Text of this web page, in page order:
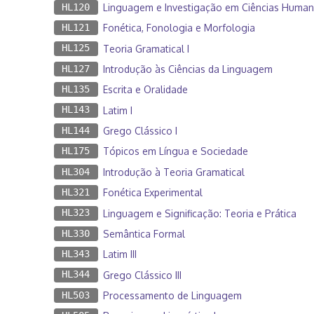
HL120 Linguagem e Investigação em Ciências
HL121 Fonética, Fonologia e Morfologia
HL125 Teoria Gramatical I
HL127 Introdução às Ciências da Linguagem
HL135 Escrita e Oralidade
HL143 Latim I
HL144 Grego Clássico I
HL175 Tópicos em Língua e Sociedade
HL304 Introdução à Teoria Gramatical
HL321 Fonética Experimental
HL323 Linguagem e Significação: Teoria e Prática
HL330 Semântica Formal
HL343 Latim III
HL344 Grego Clássico III
HL503 Processamento de Linguagem